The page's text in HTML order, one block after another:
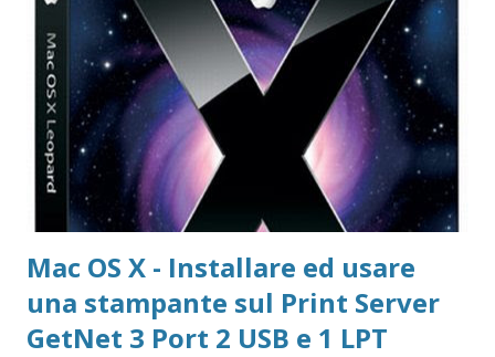
scaricare offline Microsoft 365 Accedere ad area riservata
Microsoft 365 Scarica Office (365 o versione unica) dal Sito
Microsoft Windows 365 VideoLAN VLC Video Player Pagina
di Download di VLC Pix Resizer for Windows Pagina
dell'autore del progr...
Mac OS X - Installare ed usare
una stampante sul Print Server
GetNet 3 Port 2 USB e 1 LPT